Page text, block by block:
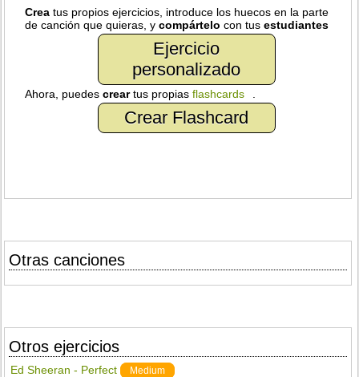
Crea tus propios ejercicios, introduce los huecos en la parte
de canción que quieras, ycompártelo con tusestudiantes
Ejercicio
personalizado
Ahora, puedescreartus propiasflashcards
Crear Flashcard
Otras canciones
Otros ejercicios
Ed Sheeran - Perfect Medium